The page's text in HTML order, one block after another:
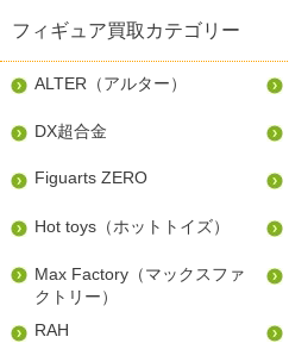
フィギュア買取カテゴリー
ALTER（アルター）
DX超合金
Figuarts ZERO
Hot toys（ホットトイズ）
Max Factory（マックスファ
クトリー）
RAH